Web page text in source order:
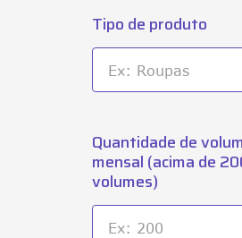
Tipo de produto
Quantidade de
mensal (acima de
volumes)